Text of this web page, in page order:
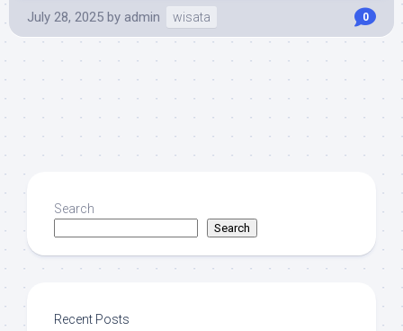
July 28, 2025 by admin wisata 0
Search
Search
Recent Posts